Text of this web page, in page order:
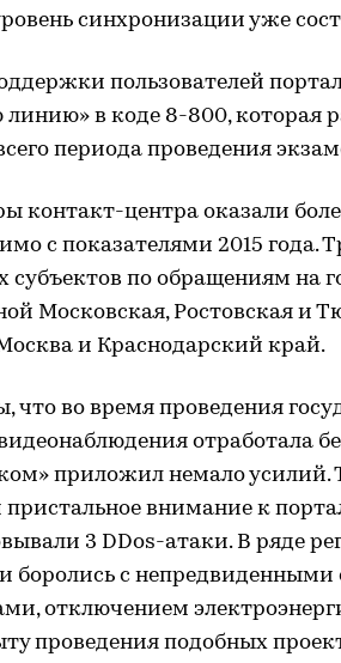
синхронизации уже
пользователей
линию» в коде 8-800, которая
периода проведения
контакт-центра оказали
с показателями 2015 года.
субъектов по обращениям на
Московская, Ростовская и
и Краснодарский край.
что во время проведения
отработала
приложил немало
внимание к
3 DDos-атаки. В ряде
боролись с непредвиденными
отключением
проведения подобных